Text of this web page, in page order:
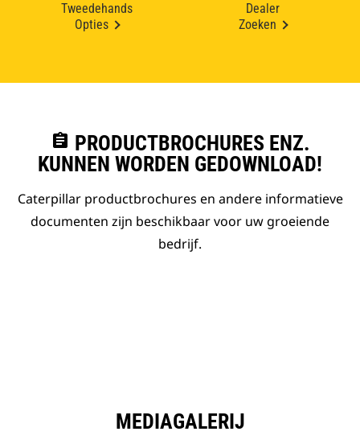
Tweedehands
Opties
Dealer
Zoeken
assignment PRODUCTBROCHURES ENZ.
KUNNEN WORDEN GEDOWNLOAD!
Caterpillar productbrochures en andere informatieve
documenten zijn beschikbaar voor uw groeiende
bedrijf.
MEDIAGALERIJ